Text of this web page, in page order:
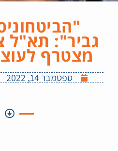
גביר": תא"ל
מצטרף
ספטמבר 14, 2022